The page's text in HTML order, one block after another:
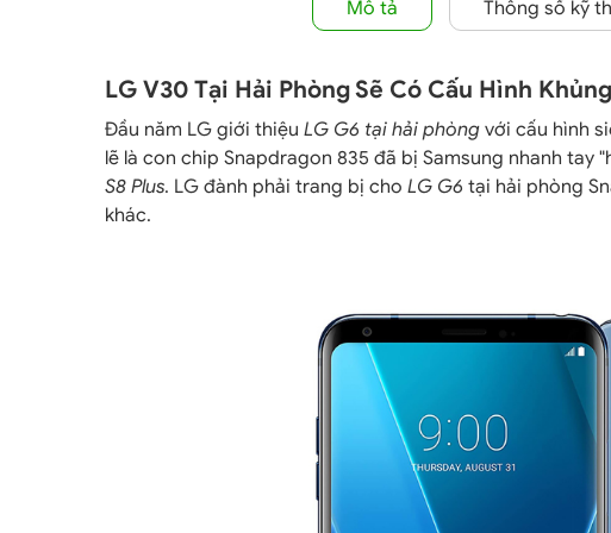
Mô tả Thông số kỹ
LG V30 Tại Hải Phòng Sẽ Có Cấu Hình
Đầu năm LG giới thiệu LG G6 tại hải phòng với cấu hình
lẽ là con chip Snapdragon 835 đã bị Samsung nhanh tay
S8 Plus. LG đành phải trang bị cho LG G6 tại hải phòng
khác.